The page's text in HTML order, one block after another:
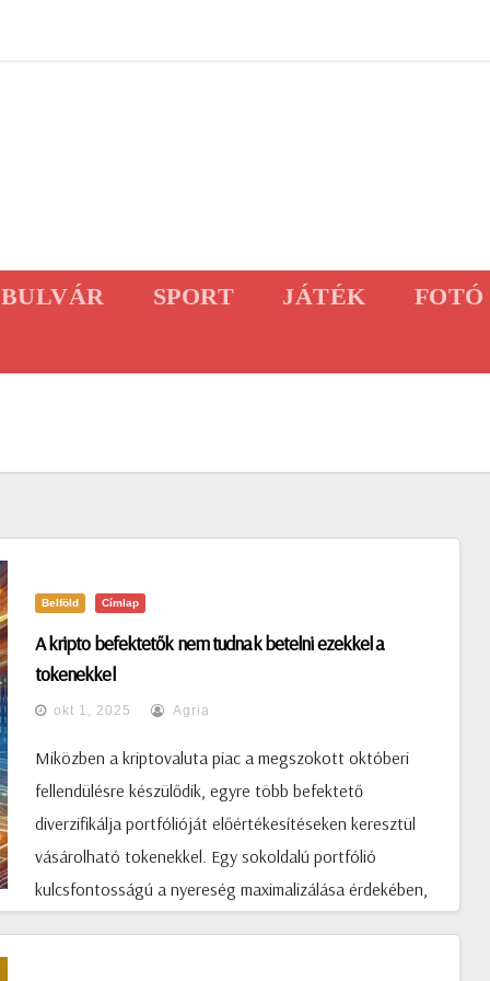
BULVÁR SPORT JÁTÉK FOTÓ
Belföld Címlap
A kripto befektetők nem tudnak betelni ezekkel a
tokenekkel
okt 1, 2025 Agria
Miközben a kriptovaluta piac a megszokott októberi
fellendülésre készülődik, egyre több befektető
diverzifikálja portfólióját előértékesítéseken keresztül
vásárolható tokenekkel. Egy sokoldalú portfólió
kulcsfontosságú a nyereség maximalizálása érdekében,